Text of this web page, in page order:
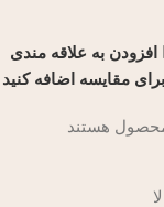
افزودن به علاقه مندی
برای مقایسه اضافه کنید
هستند